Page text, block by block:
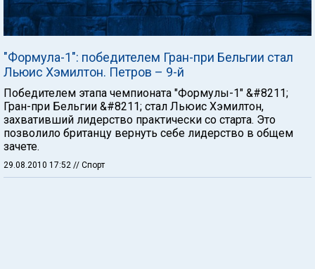
"Формула-1": победителем Гран-при Бельгии стал
Льюис Хэмилтон. Петров – 9-й
Победителем этапа чемпионата "Формулы-1" &#8211;
Гран-при Бельгии &#8211; стал Льюис Хэмилтон,
захвативший лидерство практически со старта. Это
позволило британцу вернуть себе лидерство в общем
зачете.
29.08.2010 17:52 // Спорт